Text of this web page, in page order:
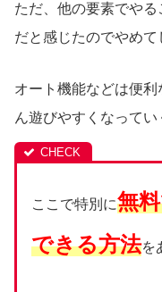
ただ、他の要素でや
だと感じたのでやめて
オート機能などは便
ん遊びやすくなってい
ここで特別に無
できる方法を